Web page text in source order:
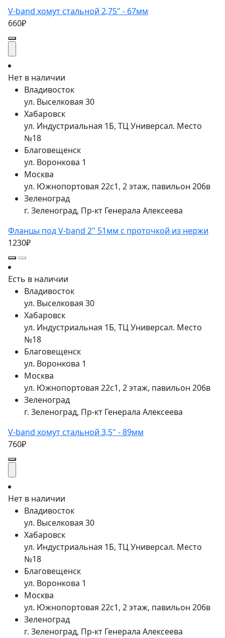
V-band хомут стальной 2,75" - 67мм
660₽
Нет в наличии
Владивосток
ул. Выселковая 30
Хабаровск
ул. Индустриальная 1Б, ТЦ Универсал. Место
№18
Благовещенск
ул. Воронкова 1
Москва
ул. Южнопортовая 22с1, 2 этаж, павильон 206в
Зеленоград
г. Зеленоград, Пр-кт Генерала Алексеева
Фланцы под V-band 2" 51мм с проточкой из нержи
1230₽
Есть в наличии
Владивосток
ул. Выселковая 30
Хабаровск
ул. Индустриальная 1Б, ТЦ Универсал. Место
№18
Благовещенск
ул. Воронкова 1
Москва
ул. Южнопортовая 22с1, 2 этаж, павильон 206в
Зеленоград
г. Зеленоград, Пр-кт Генерала Алексеева
V-band хомут стальной 3,5" - 89мм
760₽
Нет в наличии
Владивосток
ул. Выселковая 30
Хабаровск
ул. Индустриальная 1Б, ТЦ Универсал. Место
№18
Благовещенск
ул. Воронкова 1
Москва
ул. Южнопортовая 22с1, 2 этаж, павильон 206в
Зеленоград
г. Зеленоград, Пр-кт Генерала Алексеева